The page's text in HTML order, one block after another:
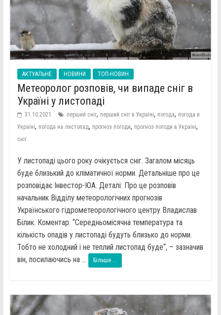
АКТУАЛЬНЕ НОВИНИ ТОП-НОВИН
Метеоролог розповів, чи випаде сніг в
Україні у листопаді
31.10.2021 перший сніг, перший сніг в Україні, погода, погода в
Україні, погода на листопад, прогноз погоди, прогноз погоди в Україні,
сніг
У листопаді цього року очікується сніг. Загалом місяць
буде близький до кліматичної норми. Детальніше про це
розповідає Інвестор-ЮА. Деталі: Про це розповів
начальник Відділу метеорологічних прогнозів
Українського гідрометеорологічного центру Владислав
Білик. Коментар: “Середньомісячна температура та
кількість опадів у листопаді будуть близько до норми.
Тобто не холодний і не теплий листопад буде“, – зазначив
він, посилаючись на ...
Більше ...